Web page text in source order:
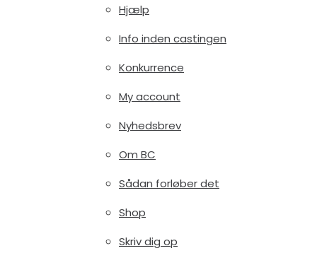
Hjælp
Info inden castingen
Konkurrence
My account
Nyhedsbrev
Om BC
Sådan forløber det
Shop
Skriv dig op